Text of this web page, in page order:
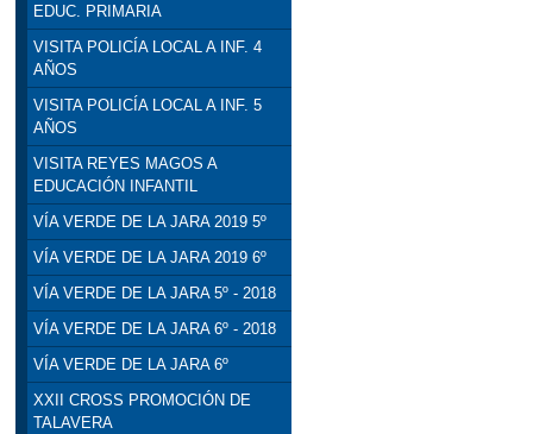
EDUC. PRIMARIA
VISITA POLICÍA LOCAL A INF. 4
AÑOS
VISITA POLICÍA LOCAL A INF. 5
AÑOS
VISITA REYES MAGOS A
EDUCACIÓN INFANTIL
VÍA VERDE DE LA JARA 2019 5º
VÍA VERDE DE LA JARA 2019 6º
VÍA VERDE DE LA JARA 5º - 2018
VÍA VERDE DE LA JARA 6º - 2018
VÍA VERDE DE LA JARA 6º
XXII CROSS PROMOCIÓN DE
TALAVERA